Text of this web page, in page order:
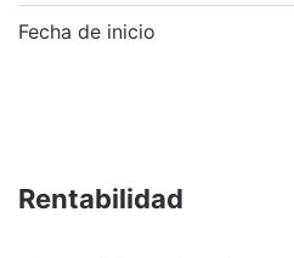
Fecha de inicio
Rentabilidad